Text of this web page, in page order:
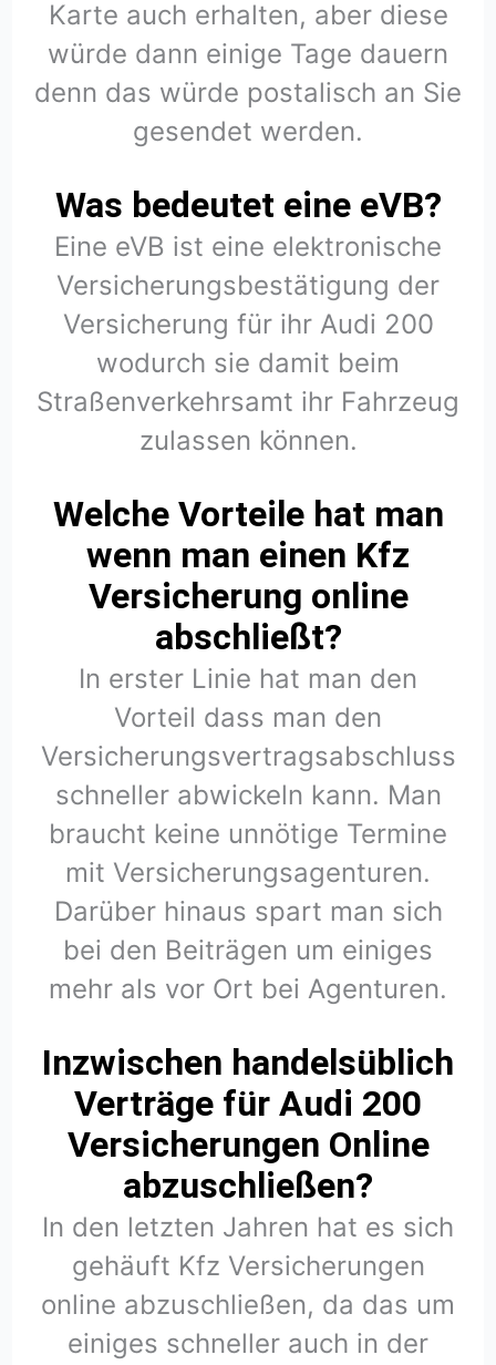
Karte auch erhalten, aber diese
würde dann einige Tage dauern
denn das würde postalisch an Sie
gesendet werden.
Was bedeutet eine eVB?
Eine eVB ist eine elektronische
Versicherungsbestätigung der
Versicherung für ihr Audi 200
wodurch sie damit beim
Straßenverkehrsamt ihr Fahrzeug
zulassen können.
Welche Vorteile hat man
wenn man einen Kfz
Versicherung online
abschließt?
In erster Linie hat man den
Vorteil dass man den
Versicherungsvertragsabschluss
schneller abwickeln kann. Man
braucht keine unnötige Termine
mit Versicherungsagenturen.
Darüber hinaus spart man sich
bei den Beiträgen um einiges
mehr als vor Ort bei Agenturen.
Inzwischen handelsüblich
Verträge für Audi 200
Versicherungen Online
abzuschließen?
In den letzten Jahren hat es sich
gehäuft Kfz Versicherungen
online abzuschließen, da das um
einiges schneller auch in der